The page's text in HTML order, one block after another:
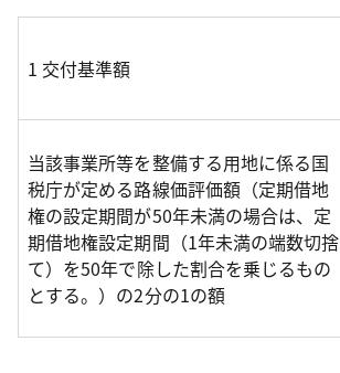
1 交付基準額
当該事業所等を整備する用地に係る国
税庁が定める路線価評価額（定期借地
権の設定期間が50年未満の場合は、定
期借地権設定期間（1年未満の端数切捨
て）を50年で除した割合を乗じるもの
とする。）の2分の1の額